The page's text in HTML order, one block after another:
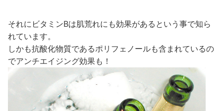
それにビタミンBは肌荒れにも効果があるという事で知ら
れています。
しかも抗酸化物質であるポリフェノールも含まれているの
でアンチエイジング効果も！